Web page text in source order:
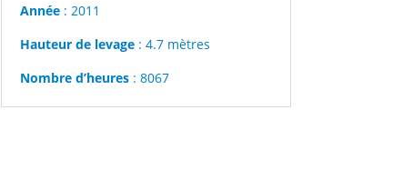
Année : 2011
Hauteur de levage: 4.7 mètres
Nombre d’heures: 8067